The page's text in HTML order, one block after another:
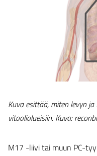
Kuva esittää, miten levyn
vitaalialueisiin. Kuva:
M17 -liivi tai muun PC-